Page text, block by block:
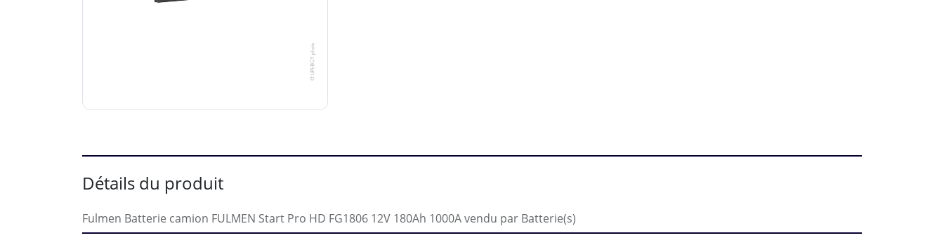
Détails du produit
Fulmen Batterie camion FULMEN Start Pro HD FG1806 12V 180Ah 1000A vendu par Batterie(s)